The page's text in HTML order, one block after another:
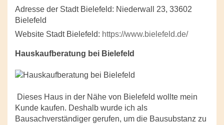
Adresse der Stadt Bielefeld: Niederwall 23, 33602
Bielefeld
Website Stadt Bielefeld: https://www.bielefeld.de/
Hauskaufberatung bei Bielefeld
Dieses Haus in der Nähe von Bielefeld wollte mein
Kunde kaufen. Deshalb wurde ich als
Bausachverständiger gerufen, um die Bausubstanz zu